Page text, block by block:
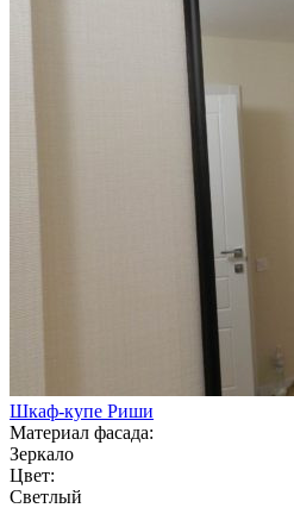
Шкаф-купе Риши
Материал фасада:
Зеркало
Цвет:
Светлый